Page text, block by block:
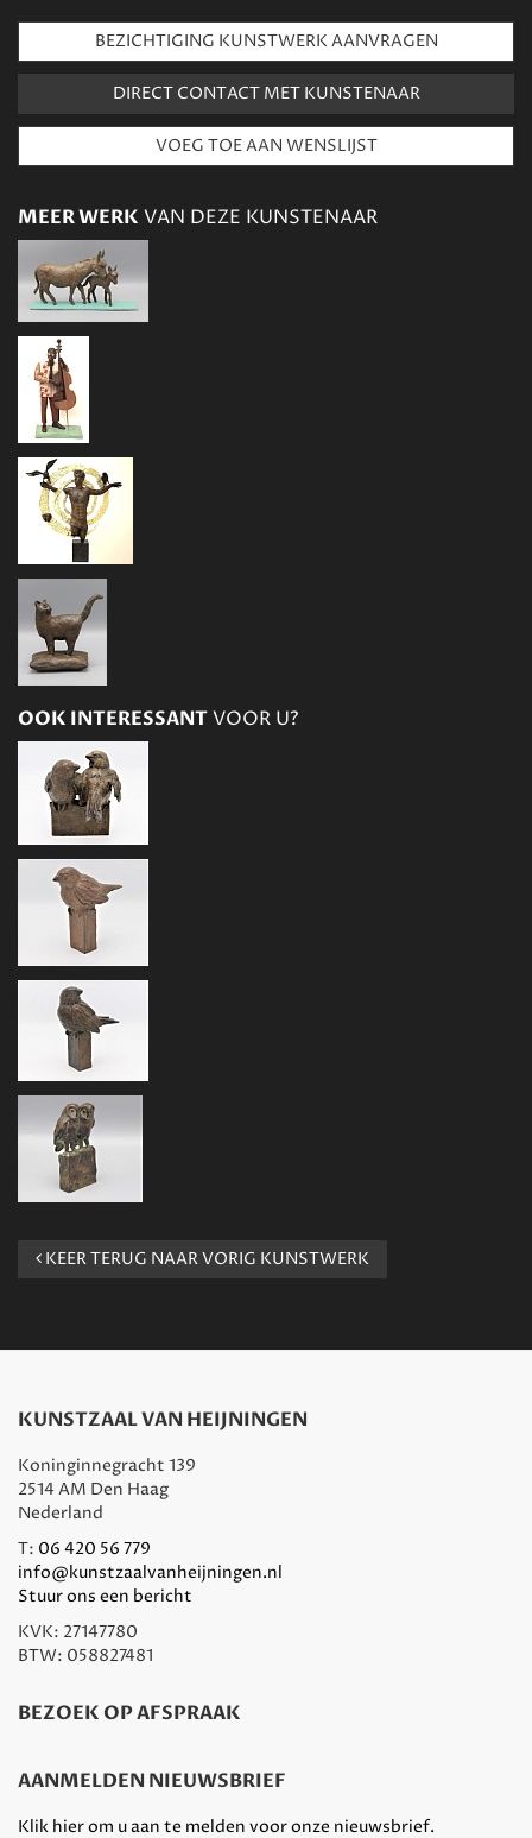
BEZICHTIGING KUNSTWERK AANVRAGEN
DIRECT CONTACT MET KUNSTENAAR
MEER WERK VAN DEZE KUNSTENAAR
OOK INTERESSANTVOOR U?
KEER TERUG NAAR VORIG KUNSTWERK
KUNSTZAAL VAN HEIJNINGEN
Koninginnegracht 139
2514 AM Den Haag
Nederland
T: 06 420 56 779
info@kunstzaalvanheijningen.nl
Stuur ons een bericht
KVK: 27147780
BTW: 058827481
BEZOEK OP AFSPRAAK
AANMELDEN NIEUWSBRIEF
Klik hier om u aan te melden voor onze nieuwsbrief.